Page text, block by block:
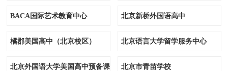
BACA国际艺术教育中心 北京新桥外国语高中
橘郡美国高中（北京校区） 北京语言大学留学服务中心
北京外国语大学美国高中预备课程 北京市青苗学校